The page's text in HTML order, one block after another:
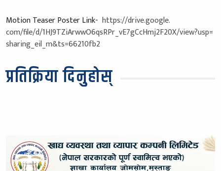
Motion Teaser Poster Link- https://drive.google.
com/file/d/1HJ9TZiArwwO6qsRPr_ vE7gCcHmj2F20X/view?usp=
sharing_eil_m&ts=66210fb2
प्रतिक्रिया दिनुहोस्